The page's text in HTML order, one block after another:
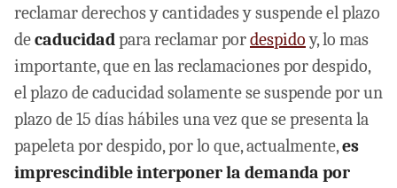
reclamar derechos y cantidades y suspende el plazo
decaducidadpara reclamar pordespidoy, lo mas
importante, que en las reclamaciones por despido,
el plazo de caducidad solamente se suspende por un
plazo de 15 días hábiles una vez que se presenta la
papeleta por despido, por lo que, actualmente,es
imprescindible interponer la demanda por